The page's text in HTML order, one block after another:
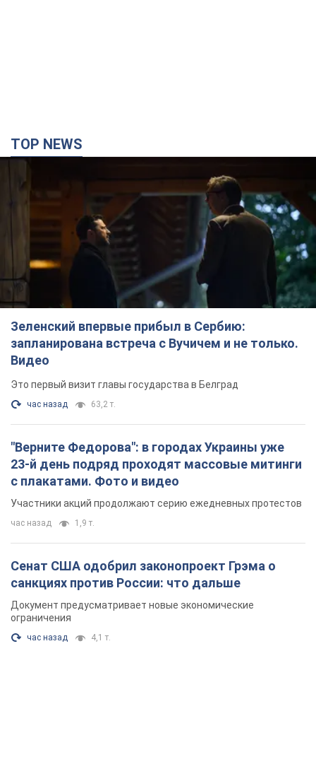
TOP NEWS
Зеленский впервые прибыл в Сербию:
запланирована встреча с Вучичем и не только.
Видео
Это первый визит главы государства в Белград
час назад 63,2 т.
"Верните Федорова": в городах Украины уже
23-й день подряд проходят массовые митинги
с плакатами. Фото и видео
Участники акций продолжают серию ежедневных протестов
час назад 1,9 т.
Сенат США одобрил законопроект Грэма о
санкциях против России: что дальше
Документ предусматривает новые экономические
ограничения
час назад 4,1 т.